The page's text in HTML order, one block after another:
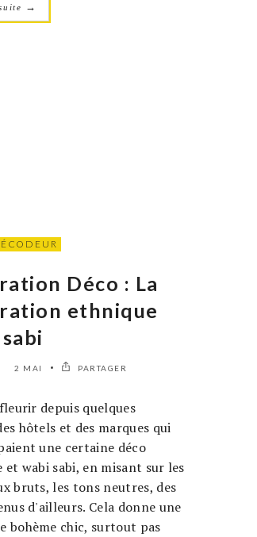
→
Déco : La
ethnique
2 MAI PARTAGER
depuis quelques
hôtels et des marques qui
une certaine déco
et wabi sabi, en misant sur les
bruts, les tons neutres, des
d'ailleurs. Cela donne une
bohème chic, surtout pas